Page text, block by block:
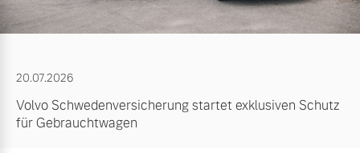
20.07.2026
Volvo Schwedenversicherung startet exklusiven Schutz
für Gebrauchtwagen